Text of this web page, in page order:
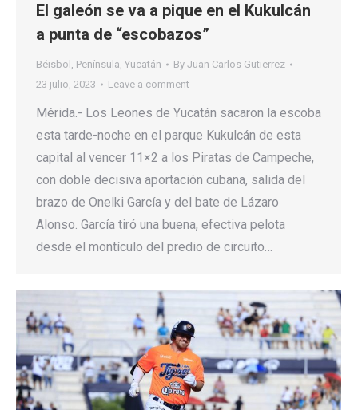
El galeón se va a pique en el Kukulcán
a punta de “escobazos”
Béisbol , Península, Yucatán By Juan Carlos Gutierrez
23 julio, 2023
Leave a comment
Mérida.- Los Leones de Yucatán sacaron la escoba
esta tarde-noche en el parque Kukulcán de esta
capital al vencer 11×2 a los Piratas de Campeche,
con doble decisiva aportación cubana, salida del
brazo de Onelki García y del bate de Lázaro
Alonso. García tiró una buena, efectiva pelota
desde el montículo del predio de circuito…